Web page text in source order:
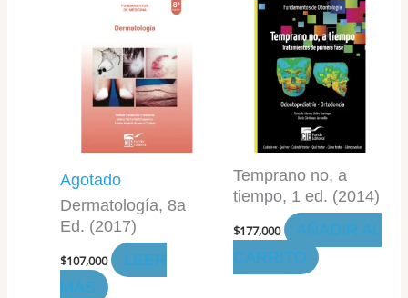
Agotado
Dermatología, 8a
Ed. (2017)
$107,000
LEER
MÁS
Temprano no, a
tiempo, 1 ed. (2014)
$177,000
AÑADIR AL
CARRITO